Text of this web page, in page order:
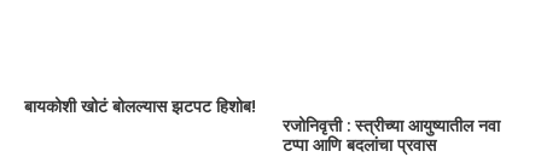
बायकोशी खोटं बोलल्यास झटपट हिशोब!
रजोनिवृत्ती : स्त्रीच्या आयुष्यातील नवा
टप्पा आणि बदलांचा प्रवास